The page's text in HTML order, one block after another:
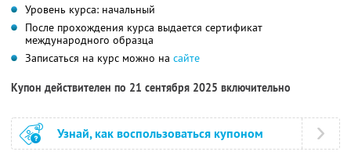
Уровень курса: начальный
После прохождения курса выдается сертификат
международного образца
Записаться на курс можно на сайте
Купон действителен по 21 сентября 2025 включительно
Узнай, как воспользоваться купоном